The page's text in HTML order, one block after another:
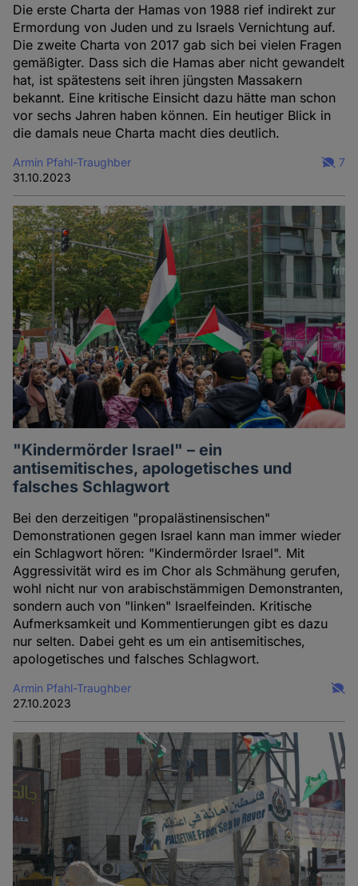
Die erste Charta der Hamas von 1988 rief indirekt zur
Ermordung von Juden und zu Israels Vernichtung auf.
Die zweite Charta von 2017 gab sich bei vielen Fragen
gemäßigter. Dass sich die Hamas aber nicht gewandelt
hat, ist spätestens seit ihren jüngsten Massakern
bekannt. Eine kritische Einsicht dazu hätte man schon
vor sechs Jahren haben können. Ein heutiger Blick in
die damals neue Charta macht dies deutlich.
Armin Pfahl-Traughber
31.10.2023
7
"Kindermörder Israel" – ein
antisemitisches, apologetisches und
falsches Schlagwort
Bei den derzeitigen "propalästinensischen"
Demonstrationen gegen Israel kann man immer wieder
ein Schlagwort hören: "Kindermörder Israel". Mit
Aggressivität wird es im Chor als Schmähung gerufen,
wohl nicht nur von arabischstämmigen Demonstranten,
sondern auch von "linken" Israelfeinden. Kritische
Aufmerksamkeit und Kommentierungen gibt es dazu
nur selten. Dabei geht es um ein antisemitisches,
apologetisches und falsches Schlagwort.
Armin Pfahl-Traughber
27.10.2023